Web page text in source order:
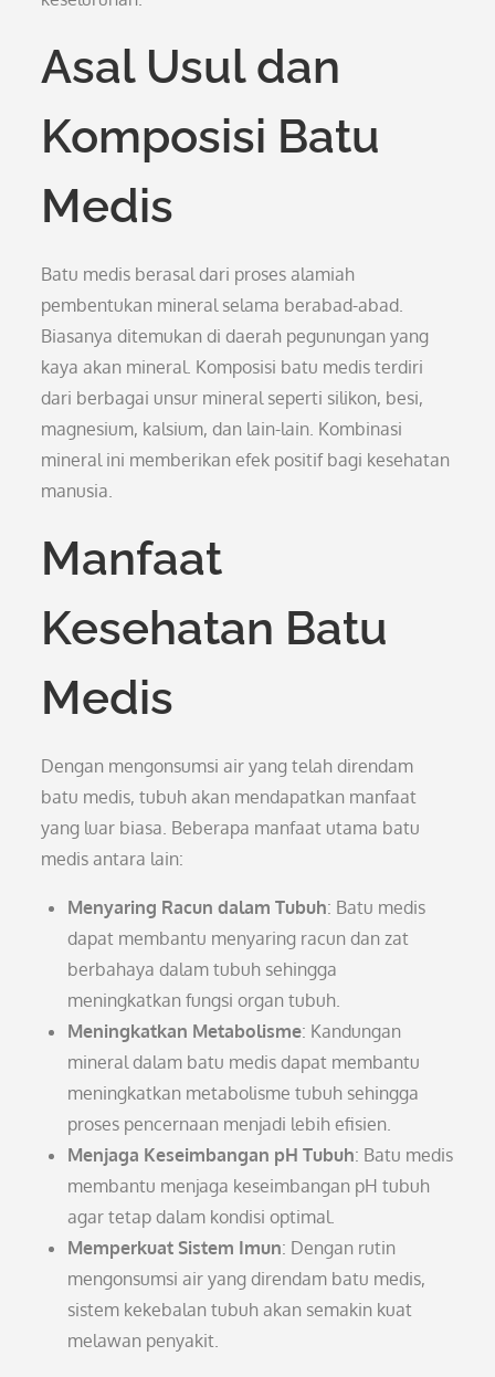
Asal Usul dan
Komposisi Batu
Medis
Batu medis berasal dari proses alamiah
pembentukan mineral selama berabad-abad.
Biasanya ditemukan di daerah pegunungan yang
kaya akan mineral. Komposisi batu medis terdiri
dari berbagai unsur mineral seperti silikon, besi,
magnesium, kalsium, dan lain-lain. Kombinasi
mineral ini memberikan efek positif bagi kesehatan
manusia.
Manfaat
Kesehatan Batu
Medis
Dengan mengonsumsi air yang telah direndam
batu medis, tubuh akan mendapatkan manfaat
yang luar biasa. Beberapa manfaat utama batu
medis antara lain:
Menyaring Racun dalam Tubuh: Batu medis
dapat membantu menyaring racun dan zat
berbahaya dalam tubuh sehingga
meningkatkan fungsi organ tubuh.
Meningkatkan Metabolisme: Kandungan
mineral dalam batu medis dapat membantu
meningkatkan metabolisme tubuh sehingga
proses pencernaan menjadi lebih efisien.
Menjaga Keseimbangan pH Tubuh: Batu medis
membantu menjaga keseimbangan pH tubuh
agar tetap dalam kondisi optimal.
Memperkuat Sistem Imun: Dengan rutin
mengonsumsi air yang direndam batu medis,
sistem kekebalan tubuh akan semakin kuat
melawan penyakit.